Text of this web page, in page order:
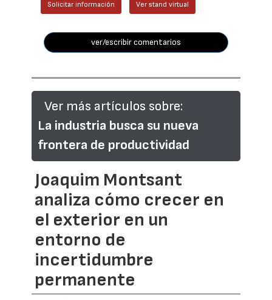
Solicitar información Ver stand virtual
ver/escribir comentarios
Ver más artículos sobre:
La industria busca su nueva
frontera de productividad
Joaquim Montsant
analiza cómo crecer en
el exterior en un
entorno de
incertidumbre
permanente